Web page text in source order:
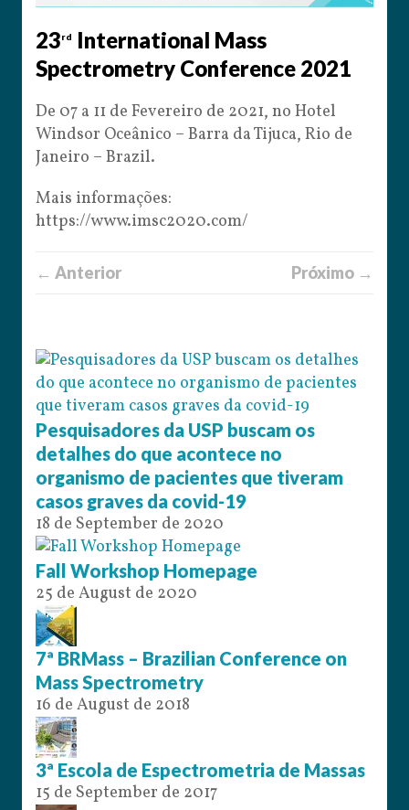
23rd
International Mass
Spectrometry Conference 2021
De 07 a 11 de Fevereiro de 2021, no Hotel
Windsor Oceânico – Barra da Tijuca, Rio de
Janeiro – Brazil.
Mais informações:
https://www.imsc2020.com/
← Anterior Próximo →
Pesquisadores da USP buscam os
detalhes do que acontece no
organismo de pacientes que tiveram
casos graves da covid-19
18 de September de 2020
Fall Workshop Homepage
25 de August de 2020
7ª BRMass – Brazilian Conference on
Mass Spectrometry
16 de August de 2018
3ª Escola de Espectrometria de Massas
15 de September de 2017